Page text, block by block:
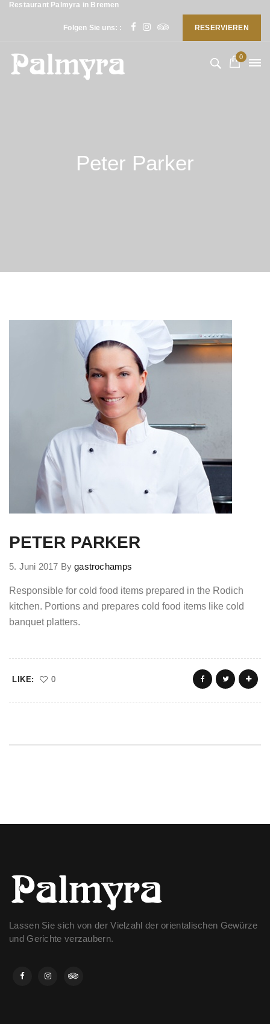
Restaurant Palmyra in Bremen
Folgen Sie uns: : RESERVIEREN
0
Peter Parker
PETER PARKER
5. Juni 2017 Bygastrochamps
Responsible for cold food items prepared in the Rodich
kitchen. Portions and prepares cold food items like cold
banquet platters.
LIKE: 0
Lassen Sie sich von der Vielzahl der orientalischen Gewürze
und Gerichte verzaubern.